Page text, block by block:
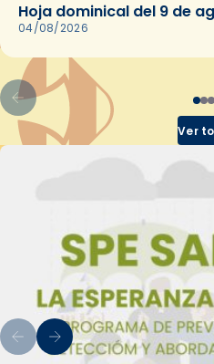
Hoja dominical del 9 de
04/08/2026
Ver